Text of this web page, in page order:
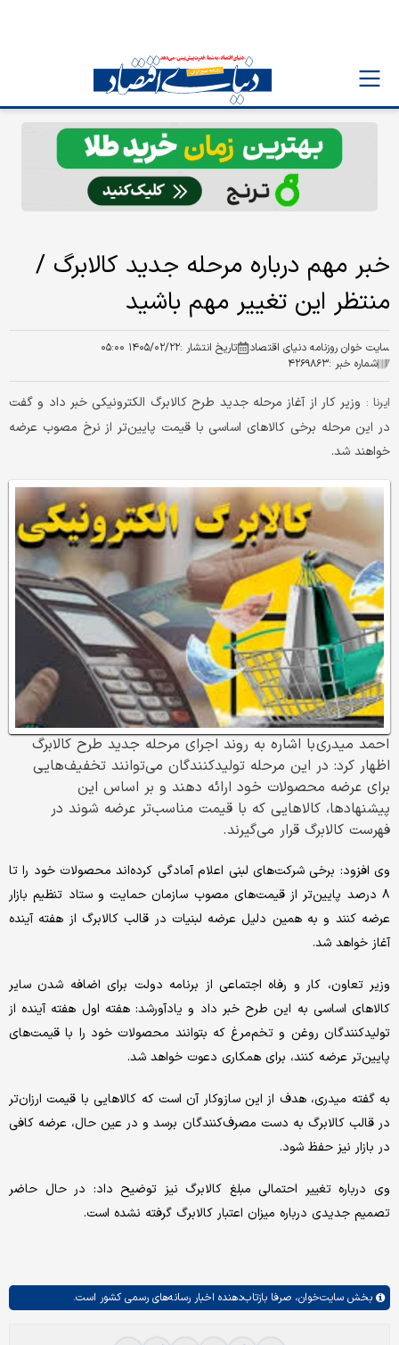
خبر مهم درباره مرحله جدید کالابرگ /
منتظر این تغییر مهم باشید
سایت خوان روزنامه دنیای اقتصاد تاریخ انتشار :۱۴۰۵/۰۲/۲۲ ۰۵:۰۰
شماره خبر :۴۲۶۹۸۶۳
ایرنا : وزیر کار از آغاز مرحله جدید طرح کالابرگ الکترونیکی خبر داد و گفت
در این مرحله برخی کالاهای اساسی با قیمت پایین‌تر از نرخ‌ مصوب عرضه
خواهند شد.
احمد میدری با اشاره به روند اجرای مرحله جدید طرح کالابرگ
اظهار کرد: در این مرحله تولیدکنندگان می‌توانند تخفیف‌هایی
برای عرضه محصولات خود ارائه دهند و بر اساس این
پیشنهادها، کالاهایی که با قیمت مناسب‌تر عرضه شوند در
فهرست کالابرگ قرار می‌گیرند.
وی افزود: برخی شرکت‌های لبنی اعلام آمادگی کرده‌اند محصولات خود را تا
۸ درصد پایین‌تر از قیمت‌های مصوب سازمان حمایت و ستاد تنظیم بازار
عرضه کنند و به همین دلیل عرضه لبنیات در قالب کالابرگ از هفته آینده
آغاز خواهد شد.
وزیر تعاون، کار و رفاه اجتماعی از برنامه دولت برای اضافه شدن سایر
کالاهای اساسی به این طرح خبر داد و یادآورشد: هفته اول هفته آینده از
تولیدکنندگان روغن و تخم‌مرغ که بتوانند محصولات خود را با قیمت‌های
پایین‌تر عرضه کنند، برای همکاری دعوت خواهد شد.
به گفته میدری، هدف از این سازوکار آن است که کالاهایی با قیمت ارزان‌تر
در قالب کالابرگ به دست مصرف‌کنندگان برسد و در عین حال، عرضه کافی
در بازار نیز حفظ شود.
وی درباره تغییر احتمالی مبلغ کالابرگ نیز توضیح داد: در حال حاضر
تصمیم جدیدی درباره میزان اعتبار کالابرگ گرفته نشده است.
بخش سایت‌خوان، صرفا بازتاب‌دهنده اخبار رسانه‌های رسمی کشور است.